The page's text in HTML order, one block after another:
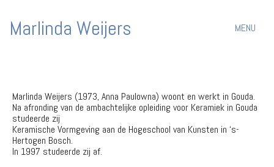
Marlinda Weijers MENU
Marlinda Weijers (1973, Anna Paulowna) woont en werkt in Gouda.
Na afronding van de ambachtelijke opleiding voor Keramiek in Gouda
studeerde zij
Keramische Vormgeving aan de Hogeschool van Kunsten in ‘s-
Hertogen Bosch.
In 1997 studeerde zij af.